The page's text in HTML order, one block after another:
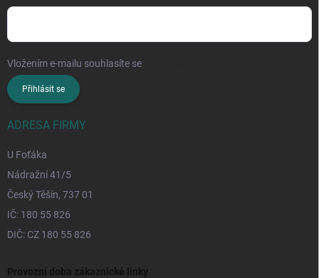
Vložením e-mailu souhlasíte se
Přihlásit se
ADRESA FIRMY
U Foťáka
Nádražní 41/5
Český Těšín, 737 01
IČ: 180 55 826
DIČ: CZ 180 55 826
Provozní doba zákaznické linky